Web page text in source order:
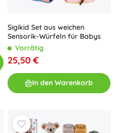
Sigikid Set aus weichen
Sensorik-Würfeln für Babys
Vorrätig
25,50 €
In den Warenkorb